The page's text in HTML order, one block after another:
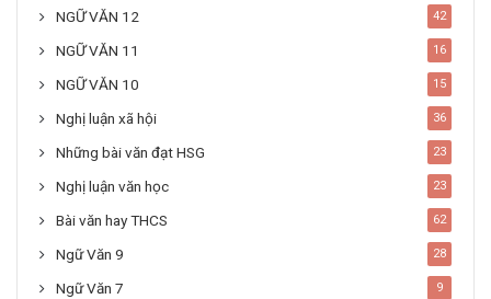
NGỮ VĂN 12 42
NGỮ VĂN 11 16
NGỮ VĂN 10 15
Nghị luận xã hội 36
Những bài văn đạt HSG 23
Nghị luận văn học 23
Bài văn hay THCS 62
Ngữ Văn 9 28
Ngữ Văn 7 9